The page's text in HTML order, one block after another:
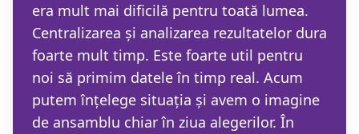
era mult mai dificilă pentru toată lumea.
Centralizarea și analizarea rezultatelor dura
foarte mult timp. Este foarte util pentru
noi să primim datele în timp real. Acum
putem înțelege situația și avem o imagine
de ansamblu chiar în ziua alegerilor. În